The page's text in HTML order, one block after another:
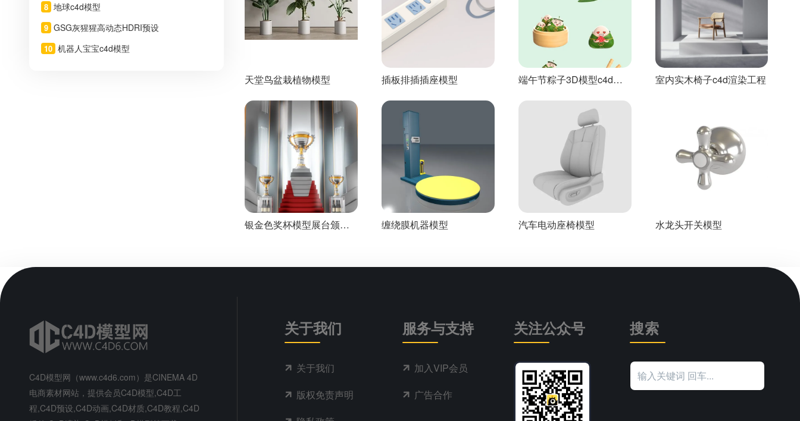
天堂鸟盆栽植物模型 插板排插插座模型
端午节粽子3D模型c4d模
室内实木椅子c4d渲染工程
银金色奖杯模型展台颁奖
缠绕膜机器模型 汽车电动座椅模型 水龙头开关模型
8 地球c4d模型
9 GSG灰猩猩高动态HDRI预设
10 机器人宝宝c4d模型
C4D模型网（www.c4d6.com）是CINEMA 4D
电商素材网站，提供会员C4D模型,C4D工
程,C4D预设,C4D动画,C4D材质,C4D教程,C4D
关于我们
关于我们
版权免责声明
服务与支持
加入VIP会员
广告合作
关注公众号 搜索